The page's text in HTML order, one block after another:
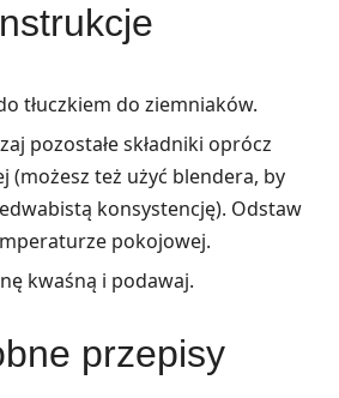
tłuczkiem do ziemniaków.
pozostałe składniki oprócz
(możesz też użyć blendera, by
konsystencję). Odstaw
pokojowej.
kwaśną i podawaj.
przepisy